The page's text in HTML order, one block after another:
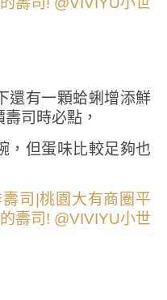
還有一顆蛤蜊增添鮮
司時必點，
，但蛋味比較足夠也